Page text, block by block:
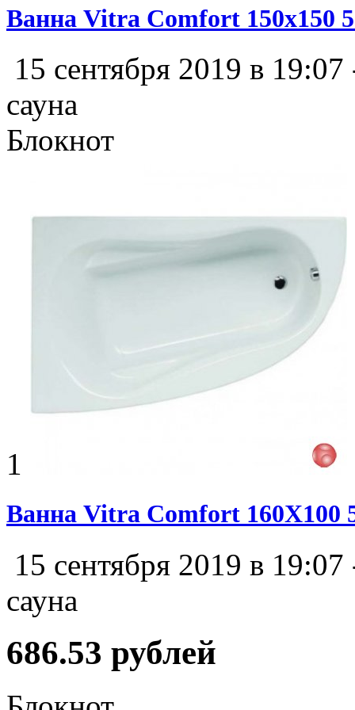
Ванна Vitra Comfort 150x150
15 сентября 2019 в
сауна
Блокнот
1
Ванна Vitra Comfort 160X100
15 сентября 2019 в
сауна
686.53 рублей